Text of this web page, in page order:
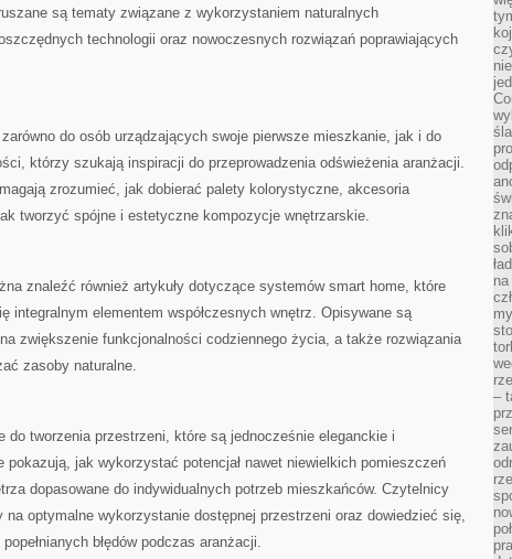
są tematy związane z wykorzystaniem naturalnych
technologii oraz nowoczesnych rozwiązań poprawiających
do osób urządzających swoje pierwsze mieszkanie, jak i do
którzy szukają inspiracji do przeprowadzenia odświeżenia aranżacji.
zrozumieć, jak dobierać palety kolorystyczne, akcesoria
tworzyć spójne i estetyczne kompozycje wnętrzarskie.
znaleźć również artykuły dotyczące systemów smart home, które
integralnym elementem współczesnych wnętrz. Opisywane są
zwiększenie funkcjonalności codziennego życia, a także rozwiązania
zasoby naturalne.
do tworzenia przestrzeni, które są jednocześnie eleganckie i
pokazują, jak wykorzystać potencjał nawet niewielkich pomieszczeń
dopasowane do indywidualnych potrzeb mieszkańców. Czytelnicy
na optymalne wykorzystanie dostępnej przestrzeni oraz dowiedzieć się,
błędów podczas aranżacji.
–